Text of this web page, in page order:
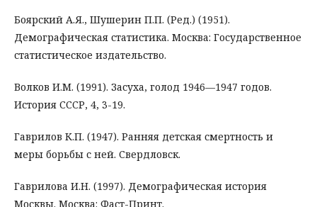
Боярский А.Я., Шушерин П.П. (Ред.) (1951).
Демографическая статистика. Москва: Государственное
статистическое издательство.
Волков И.М. (1991). Засуха, голод 1946—1947 годов.
История СССР, 4, 3-19.
Гаврилов К.П. (1947). Ранняя детская смертность и
меры борьбы с ней. Свердловск.
Гаврилова И.Н. (1997). Демографическая история
Москвы. Москва: Фаст-Принт.